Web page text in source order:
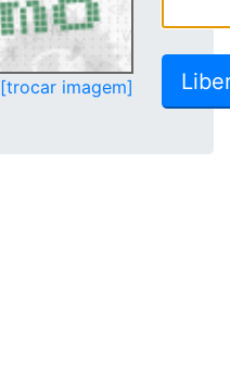
[trocar imagem]